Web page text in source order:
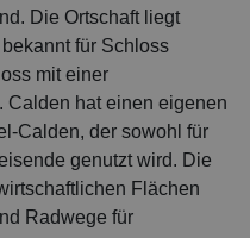
Die Ortschaft liegt
für Schloss
mit einer
Calden hat einen eigenen
Calden, der sowohl für
genutzt wird. Die
Flächen
Radwege für